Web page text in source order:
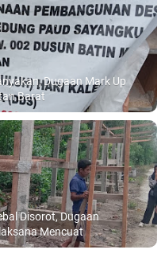
Dugaan Mark Up
Barat
Disorot, Dugaan
Mencuat